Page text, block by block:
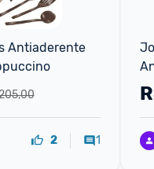
Antiaderente
2 1